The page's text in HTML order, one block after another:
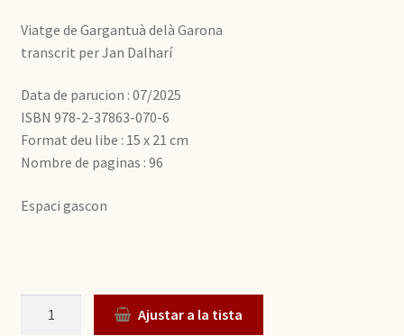
Viatge de Gargantuà delà Garona
transcrit per Jan Dalharí
Data de parucion : 07/2025
ISBN 978-2-37863-070-6
Format deu libe : 15 x 21 cm
Nombre de paginas : 96
Espaci gascon
Quantitat Ajustar a la tista